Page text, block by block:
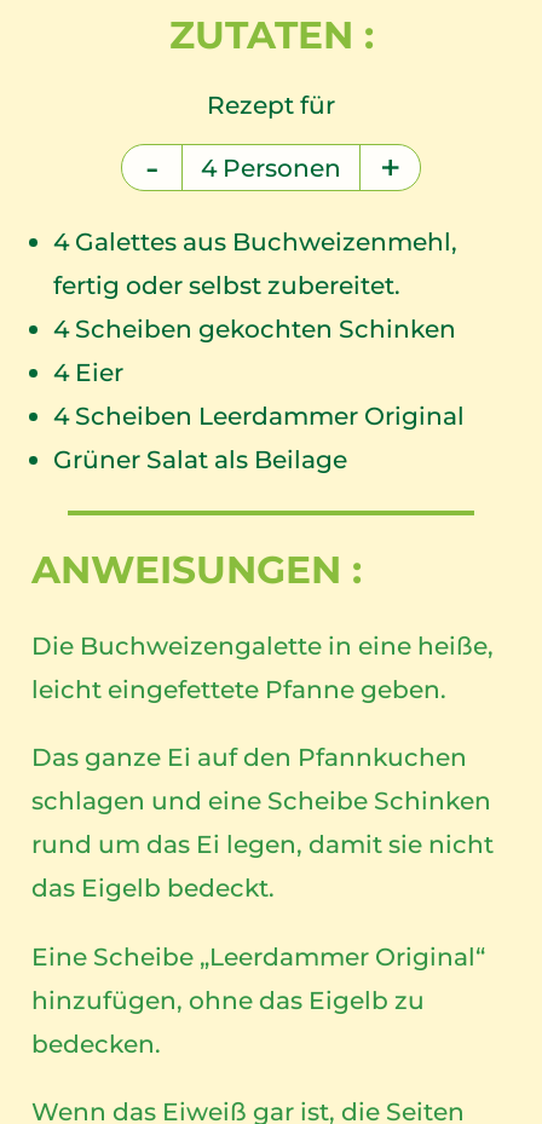
ZUTATEN :
Rezept für
- 4 Personen +
4Galettes aus Buchweizenmehl,
fertig oder selbst zubereitet.
4Scheiben gekochten Schinken
4Eier
4Scheiben Leerdammer Original
Grüner Salat als Beilage
ANWEISUNGEN :
Die Buchweizengalette in eine heiße,
leicht eingefettete Pfanne geben.
Das ganze Ei auf den Pfannkuchen
schlagen und eine Scheibe Schinken
rund um das Ei legen, damit sie nicht
das Eigelb bedeckt.
Eine Scheibe „Leerdammer Original“
hinzufügen, ohne das Eigelb zu
bedecken.
Wenn das Eiweiß gar ist, die Seiten